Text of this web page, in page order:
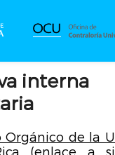
interna
Orgánico de la
(enlace a